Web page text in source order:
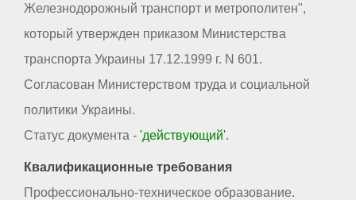
Железнодорожный транспорт и метрополитен",
который утвержден приказом Министерства
транспорта Украины 17.12.1999 г. N 601.
Согласован Министерством труда и социальной
политики Украины.
Статус документа - 'действующий'.
Квалификационные требования
Профессионально-техническое образование.